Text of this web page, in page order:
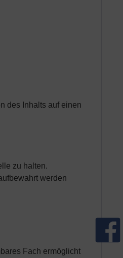
des Inhalts auf einen
zu halten.
werden
Fach ermöglicht